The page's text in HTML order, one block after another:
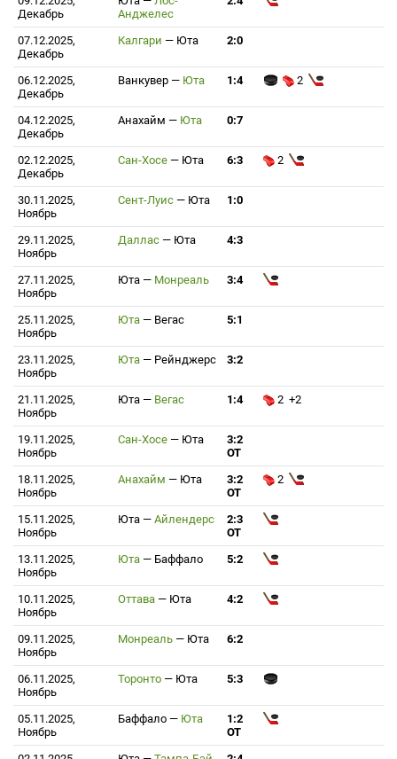
Декабрь
Анджелес
07.12.2025,
Декабрь
Калгари — Юта 2:0
06.12.2025,
Декабрь
Ванкувер — Юта 1:4 2
04.12.2025,
Декабрь
Анахайм — Юта 0:7
02.12.2025,
Декабрь
Сан-Хосе — Юта 6:3 2
30.11.2025,
Ноябрь
Сент-Луис — Юта 1:0
29.11.2025,
Ноябрь
Даллас — Юта 4:3
27.11.2025,
Ноябрь
Юта — Монреаль 3:4
25.11.2025,
Ноябрь
Юта — Вегас 5:1
23.11.2025,
Ноябрь
Юта — Рейнджерс 3:2
21.11.2025,
Ноябрь
Юта — Вегас 1:4 2 +2
19.11.2025,
Ноябрь
Сан-Хосе — Юта
3:2
ОТ
18.11.2025,
Ноябрь
Анахайм — Юта
3:2
ОТ
2
15.11.2025,
Ноябрь
Юта — Айлендерс
2:3
ОТ
13.11.2025,
Ноябрь
Юта — Баффало 5:2
10.11.2025,
Ноябрь
Оттава — Юта 4:2
09.11.2025,
Ноябрь
Монреаль — Юта 6:2
06.11.2025,
Ноябрь
Торонто — Юта 5:3
05.11.2025,
Ноябрь
Баффало — Юта
1:2
ОТ